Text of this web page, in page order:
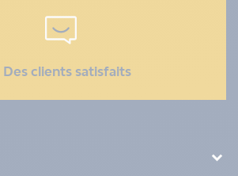
Des clients satisfaits